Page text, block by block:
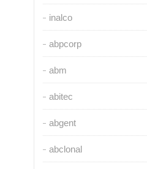
inalco
abpcorp
abm
abitec
abgent
abclonal